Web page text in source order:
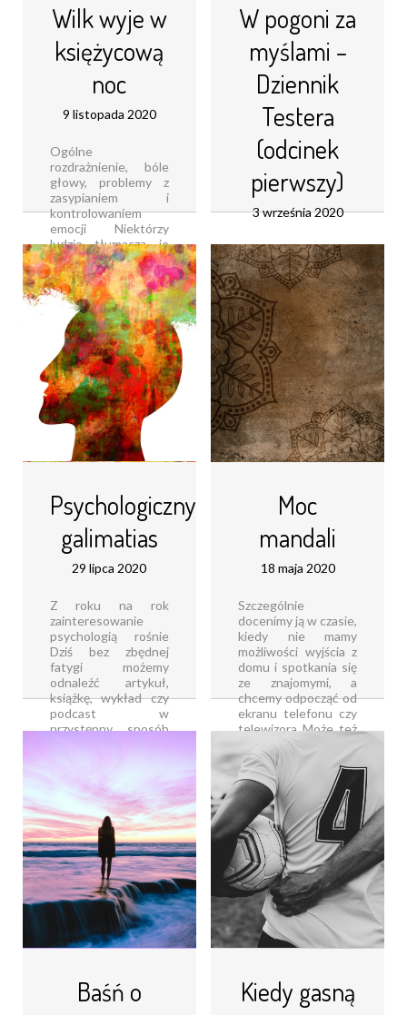
Wilk wyje w
księżycową
noc
9 listopada 2020
Ogólne
rozdrażnienie, bóle
głowy, problemy z
zasypianiem i
kontrolowaniem
emocji Niektórzy
ludzie tłumaczą je
fazami, w jakich
znajduje się księżyc
Czy naturalny
satelita Ziemi
faktycznie oddziałuje
na ludzkośćLegendy
o Srebrnym
GlobieJuż [...]
Czytaj dalej...
W pogoni za
myślami –
Dziennik
Testera
(odcinek
pierwszy)
3 września 2020
Spacer według
słownika PWN
oznacza „chodzenie,
przejście się na
świeżym powietrzu
dla przyjemności lub
dla zdrowia”
Powiązane są z nim
słowa: spacerowy,
spacerek,
spacerować,
spacerowicz A Ty
Spacerujesz
spacerkiem Jesteś
spacerowiczem [...]
Czytaj dalej...
Psychologiczny
galimatias
29 lipca 2020
Z roku na rok
zainteresowanie
psychologią rośnie
Dziś bez zbędnej
fatygi możemy
odnaleźć artykuł,
książkę, wykład czy
podcast w
przystępny sposób
psychikę na części
pokutują związane z
nią mity, a [...]
Czytaj dalej...
Moc
mandali
18 maja 2020
Szczególnie
docenimy ją w czasie,
kiedy nie mamy
możliwości wyjścia z
domu i spotkania się
ze znajomymi, a
chcemy odpocząć od
ekranu telefonu czy
telewizora Może też
okazać się
wybawieniem, gdy
potrzebujemy
wyciszenia lub
pragniemy lepiej [...]
Czytaj dalej...
Baśń o
Kiedy gasną